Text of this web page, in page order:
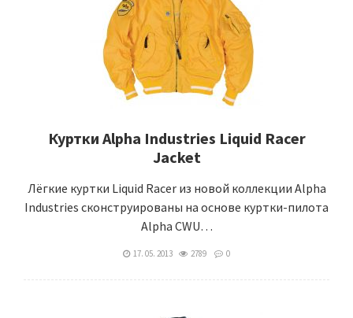
Куртки Alpha Industries Liquid Racer
Jacket
Лёгкие куртки Liquid Racer из новой коллекции Alpha
Industries сконструированы на основе куртки-пилота
Alpha CWU…
17. 05. 2013 2789 0